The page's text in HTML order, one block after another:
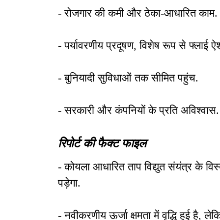
- रोजगार की कमी और ठेका-आधारित काम.
- पर्यावरणीय प्रदूषण, विशेष रूप से फ्लाई
- बुनियादी सुविधाओं तक सीमित पहुंच.
- सरकारी और कंपनियों के प्रति अविश्वास.
रिपोर्ट की फैक्ट फाइल
- कोयला आधारित ताप विद्युत संयंत्र के
पड़ेगा.
- नवीकरणीय ऊर्जा क्षमता में वृद्धि हुई है,